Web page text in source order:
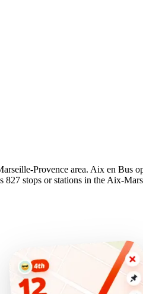
Provence area. Aix en Bus
stops or stations in the Aix-